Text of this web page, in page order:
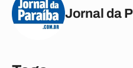
Jornal da